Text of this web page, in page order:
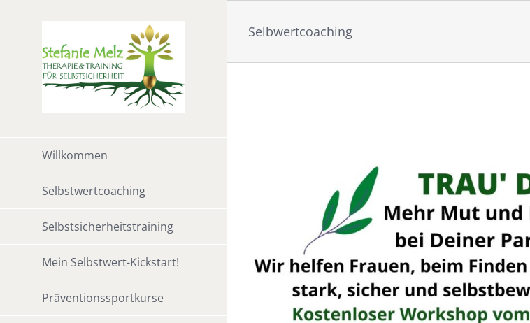
Willkommen
Selbstwertcoaching
Selbstsicherheitstraining
Mein Selbstwert-Kickstart!
Präventionssportkurse
Selbwertcoaching